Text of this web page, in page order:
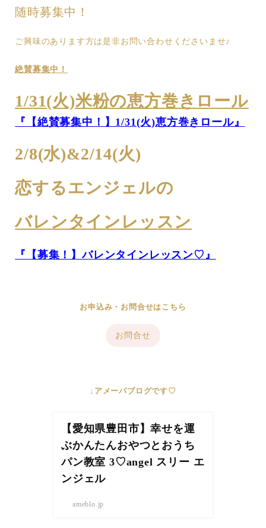
随時募集中！
ご興味のあります方は是非お問い合わせくださいませ♪
絶賛募集中！
1/31(火)米粉の恵方巻きロール
『【絶賛募集中！】1/31(火)恵方巻きロール』
2/8(水)&2/14(火)
恋するエンジェルの
バレンタインレッスン
『【募集！】バレンタインレッスン♡』
お申込み・お問合せはこちら
お問合せ
↓アメーバブログです♡
【愛知県豊田市】幸せを運
ぶかんたんおやつとおうち
パン教室 3♡angel スリー エ
ンジェル
ameblo.jp